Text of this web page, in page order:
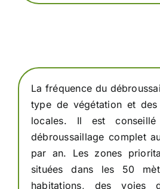
La fréquence du
type de végétation et des
locales. Il est conseillé
débroussaillage complet
par an. Les zones
situées dans les 50
habitations, des voies